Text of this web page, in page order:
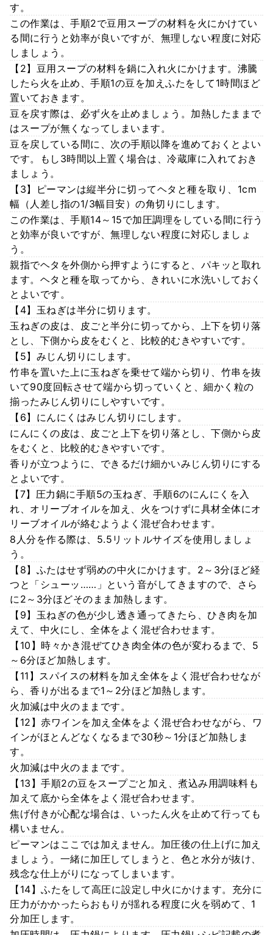
す。
この作業は、手順2で豆用スープの材料を火にかけてい
る間に行うと効率が良いですが、無理しない程度に対応
しましょう。
【2】豆用スープの材料を鍋に入れ火にかけます。沸騰
したら火を止め、手順1の豆を加えふたをして1時間ほど
置いておきます。
豆を戻す際は、必ず火を止めましょう。加熱したままで
はスープが無くなってしまいます。
豆を戻している間に、次の手順以降を進めておくとよい
です。もし3時間以上置く場合は、冷蔵庫に入れておき
ましょう。
【3】ピーマンは縦半分に切ってヘタと種を取り、1cm
幅（人差し指の1/3幅目安）の角切りにします。
この作業は、手順14～15で加圧調理をしている間に行う
と効率が良いですが、無理しない程度に対応しましょ
う。
親指でヘタを外側から押すようにすると、パキッと取れ
ます。ヘタと種を取ってから、きれいに水洗いしておく
とよいです。
【4】玉ねぎは半分に切ります。
玉ねぎの皮は、皮ごと半分に切ってから、上下を切り落
とし、下側から皮をむくと、比較的むきやすいです。
【5】みじん切りにします。
竹串を置いた上に玉ねぎを乗せて端から切り、竹串を抜
いて90度回転させて端から切っていくと、細かく粒の
揃ったみじん切りにしやすいです。
【6】にんにくはみじん切りにします。
にんにくの皮は、皮ごと上下を切り落とし、下側から皮
をむくと、比較的むきやすいです。
香りが立つように、できるだけ細かいみじん切りにする
とよいです。
【7】圧力鍋に手順5の玉ねぎ、手順6のにんにくを入
れ、オリーブオイルを加え、火をつけずに具材全体にオ
リーブオイルが絡むようよく混ぜ合わせます。
8人分を作る際は、5.5リットルサイズを使用しましょ
う。
【8】ふたはせず弱めの中火にかけます。2～3分ほど経
つと「シューッ……」という音がしてきますので、さら
に2～3分ほどそのまま加熱します。
【9】玉ねぎの色が少し透き通ってきたら、ひき肉を加
えて、中火にし、全体をよく混ぜ合わせます。
【10】時々かき混ぜてひき肉全体の色が変わるまで、5
～6分ほど加熱します。
【11】スパイスの材料を加え全体をよく混ぜ合わせなが
ら、香りが出るまで1～2分ほど加熱します。
火加減は中火のままです。
【12】赤ワインを加え全体をよく混ぜ合わせながら、ワ
インがほとんどなくなるまで30秒～1分ほど加熱しま
す。
火加減は中火のままです。
【13】手順2の豆をスープごと加え、煮込み用調味料も
加えて底から全体をよく混ぜ合わせます。
焦げ付きが心配な場合は、いったん火を止めて行っても
構いません。
ピーマンはここでは加えません。加圧後の仕上げに加え
ましょう。一緒に加圧してしまうと、色と水分が抜け、
残念な仕上がりになってしまいます。
【14】ふたをして高圧に設定し中火にかけます。充分に
圧力がかかったらおもりが揺れる程度に火を弱めて、1
分加圧します。